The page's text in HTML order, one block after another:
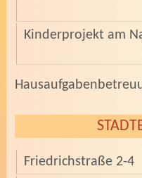
Kinderprojekt am
Friedrichstraße 2-4